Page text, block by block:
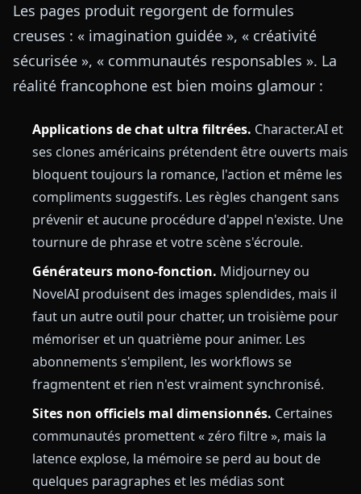
Les pages produit regorgent de formules
creuses : « imagination guidée », « créativité
sécurisée », « communautés responsables ». La
réalité francophone est bien moins glamour :
Applications de chat ultra filtrées. Character.AI et
ses clones américains prétendent être ouverts mais
bloquent toujours la romance, l'action et même les
compliments suggestifs. Les règles changent sans
prévenir et aucune procédure d'appel n'existe. Une
tournure de phrase et votre scène s'écroule.
Générateurs mono-fonction. Midjourney ou
NovelAI produisent des images splendides, mais il
faut un autre outil pour chatter, un troisième pour
mémoriser et un quatrième pour animer. Les
abonnements s'empilent, les workflows se
fragmentent et rien n'est vraiment synchronisé.
Sites non officiels mal dimensionnés. Certaines
communautés promettent « zéro filtre », mais la
latence explose, la mémoire se perd au bout de
quelques paragraphes et les médias sont